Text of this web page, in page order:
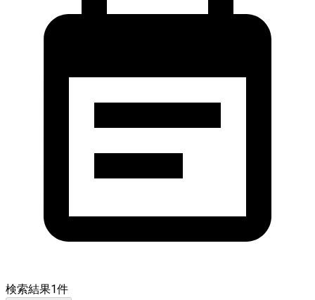
検索結果1件